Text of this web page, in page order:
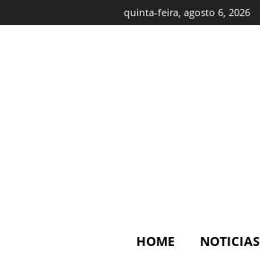
quinta-feira, agosto 6, 2026
HOME NOTICIAS